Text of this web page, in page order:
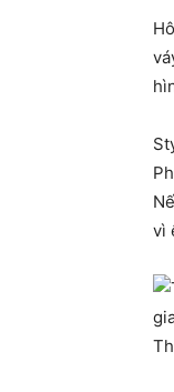
vì